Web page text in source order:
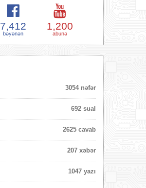
7,412
bəyənən
1,200
abunə
3054 nəfər
692 sual
2625 cavab
207 xəbər
1047 yazı